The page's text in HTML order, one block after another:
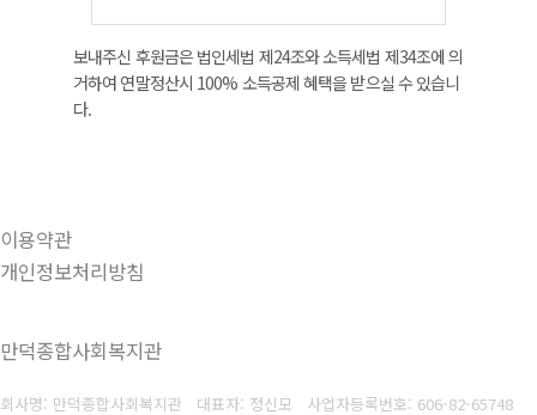
보내주신 후원금은 법인세법 제24조와 소득세법 제34조에 의
거하여 연말정산시 100% 소득공제 혜택을 받으실 수 있습니
다.
이용약관
개인정보처리방침
만덕종합사회복지관
회사명: 만덕종합사회복지관 대표자: 정신모 사업자등록번호: 606-82-65748